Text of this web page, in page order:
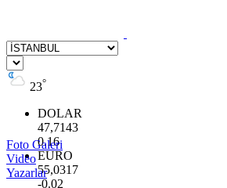
23°
DOLAR
47,7143
0.16
EURO
55,0317
-0.02
Foto Galeri
Video
Yazarlar